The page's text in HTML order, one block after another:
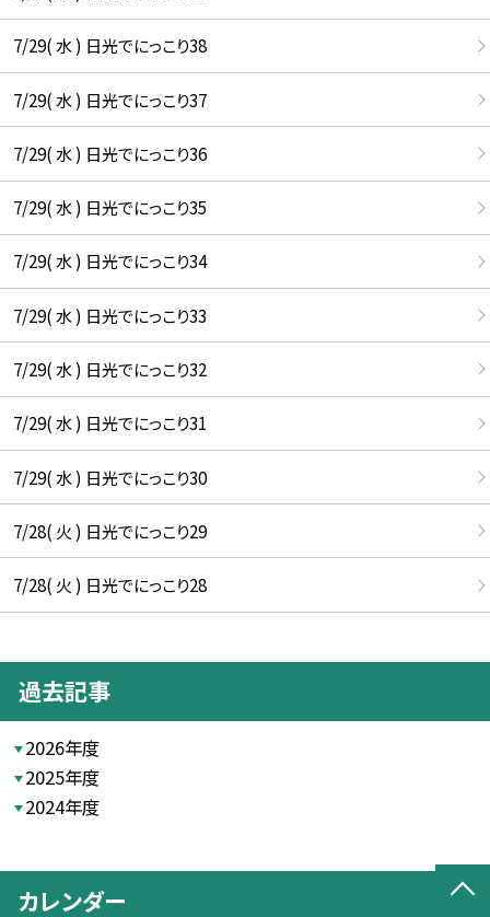
7/29( 水 ) 日光でにっこり38
7/29( 水 ) 日光でにっこり37
7/29( 水 ) 日光でにっこり36
7/29( 水 ) 日光でにっこり35
7/29( 水 ) 日光でにっこり34
7/29( 水 ) 日光でにっこり33
7/29( 水 ) 日光でにっこり32
7/29( 水 ) 日光でにっこり31
7/29( 水 ) 日光でにっこり30
7/28( 火 ) 日光でにっこり29
7/28( 火 ) 日光でにっこり28
過去記事
2026年度
2025年度
2024年度
カレンダー